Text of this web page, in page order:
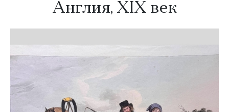
Англия, XIX век